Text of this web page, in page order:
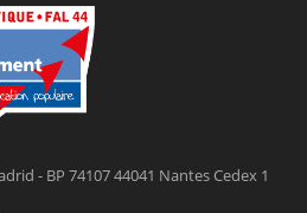
- BP 74107 44041 Nantes Cedex 1